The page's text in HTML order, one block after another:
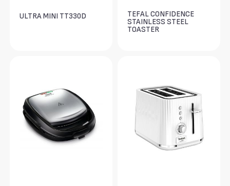
ULTRA MINI TT330D
TEFAL CONFIDENCE
STAINLESS STEEL
TOASTER